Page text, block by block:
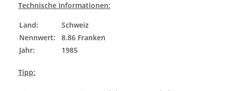
Technische Informationen:
Land:
Schweiz
Nennwert:
8.86 Franken
Jahr:
1985
Tipp: